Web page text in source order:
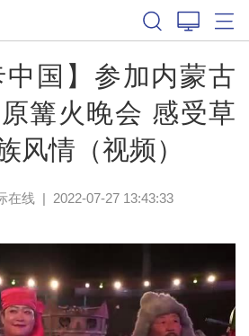
中国】参加内蒙古
篝火晚会 感受草
风情（视频）
在线| 2022-07-27 13:43:33